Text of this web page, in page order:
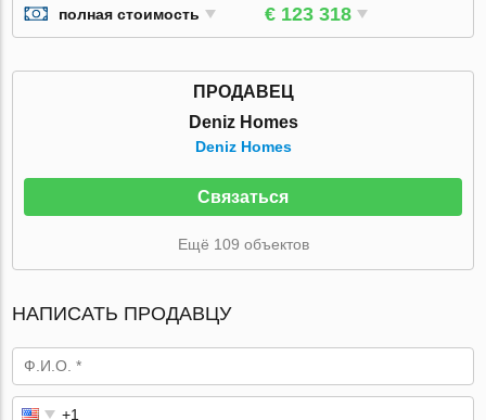
полная стоимость € 123 318
ПРОДАВЕЦ
Deniz Homes
Deniz Homes
Связаться
Ещё 109 объектов
НАПИСАТЬ ПРОДАВЦУ